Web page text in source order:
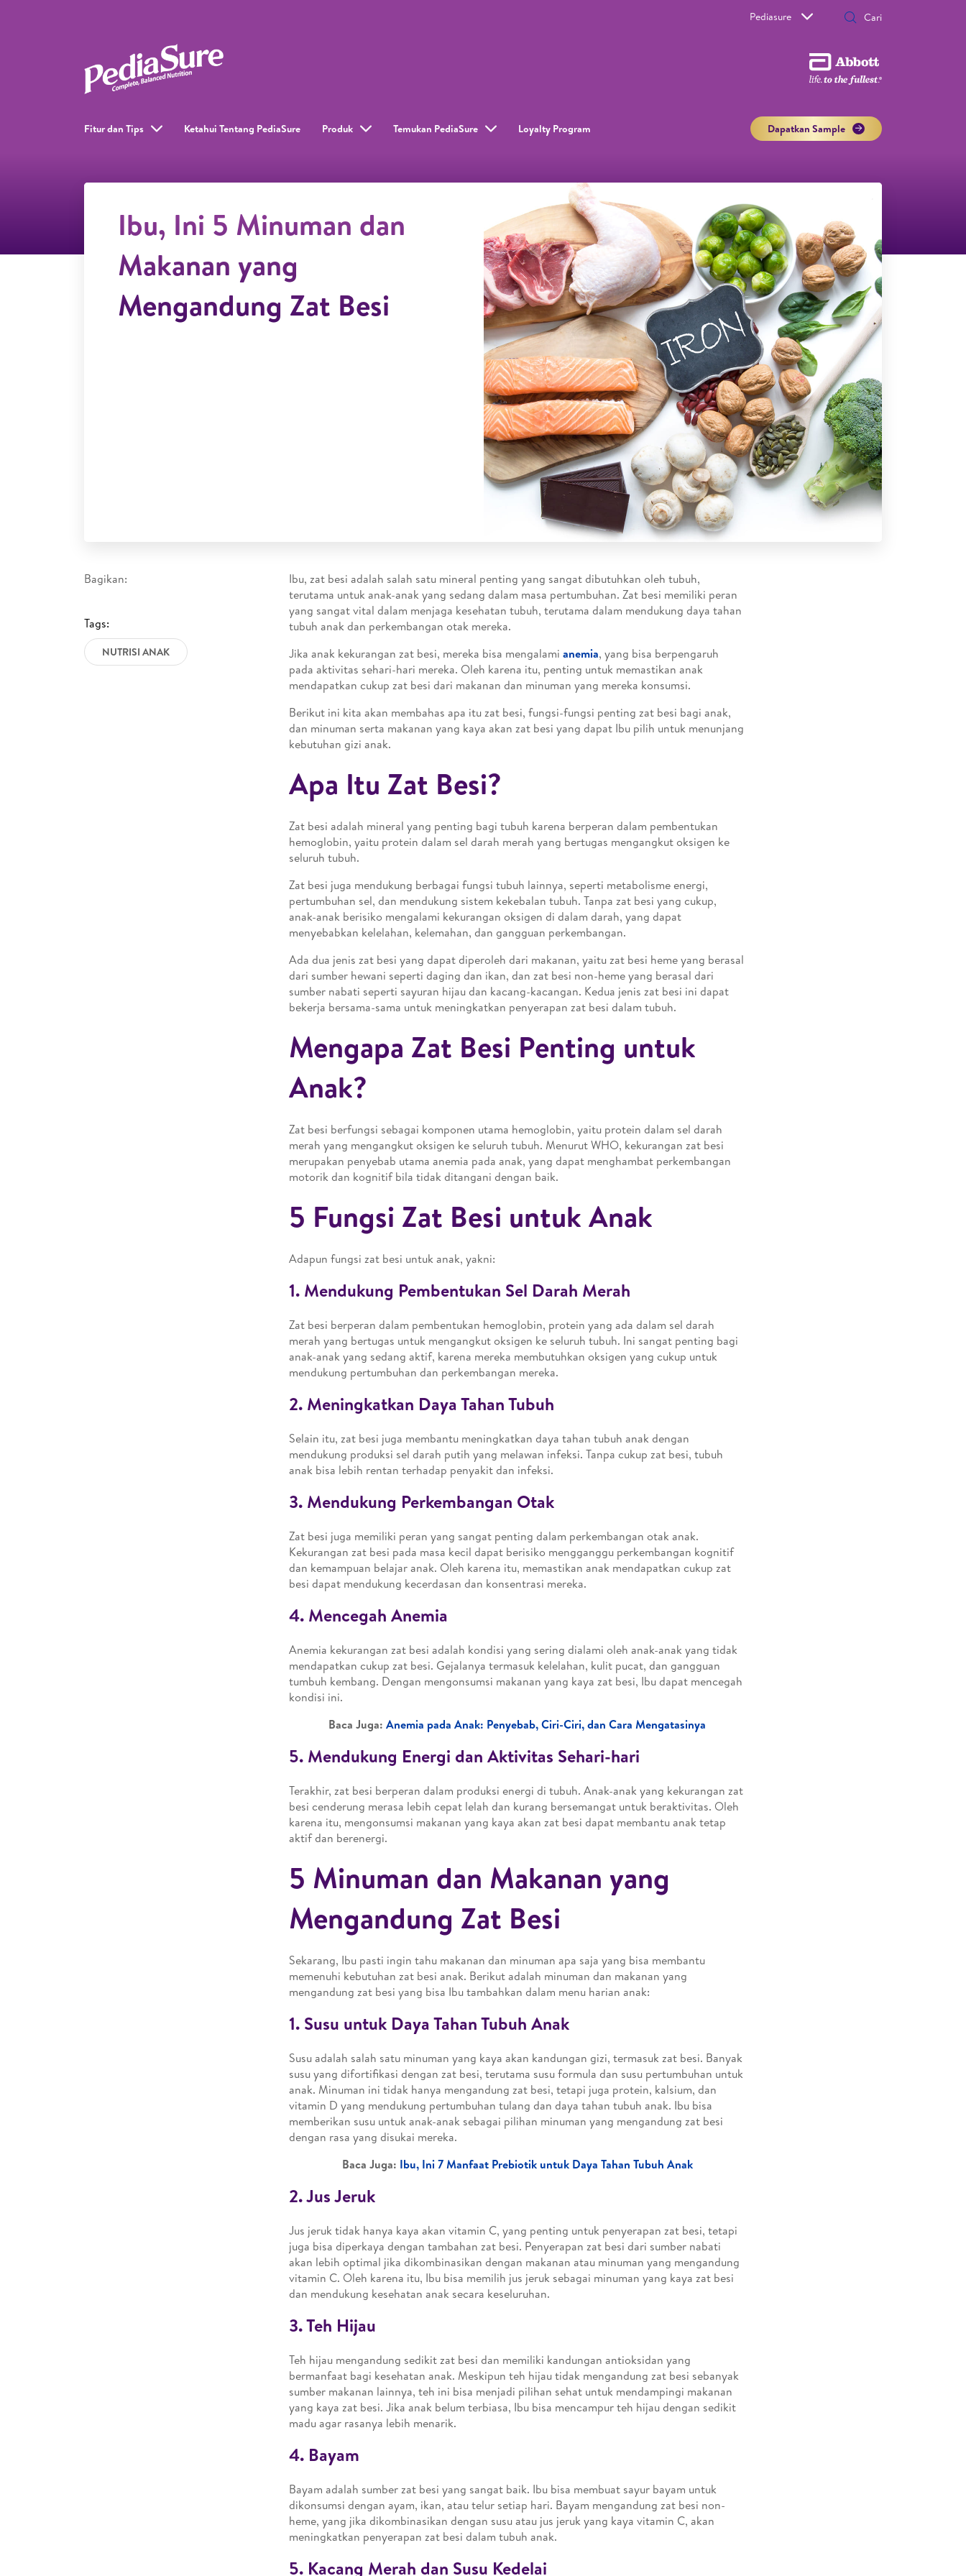
Pediasure
Fitur dan Tips Ketahui Tentang PediaSure Produk Temukan PediaSure Loyalty Program​ Dapatkan Sample
Ibu, Ini 5 Minuman dan
Makanan yang
Mengandung Zat Besi
Bagikan:
Tags:
NUTRISI ANAK
Ibu, zat besi adalah salah satu mineral penting yang sangat dibutuhkan oleh tubuh,
terutama untuk anak-anak yang sedang dalam masa pertumbuhan. Zat besi memiliki peran
yang sangat vital dalam menjaga kesehatan tubuh, terutama dalam mendukung daya tahan
tubuh anak dan perkembangan otak mereka.
Jika anak kekurangan zat besi, mereka bisa mengalami anemia, yang bisa berpengaruh
pada aktivitas sehari-hari mereka. Oleh karena itu, penting untuk memastikan anak
mendapatkan cukup zat besi dari makanan dan minuman yang mereka konsumsi.
Berikut ini kita akan membahas apa itu zat besi, fungsi-fungsi penting zat besi bagi anak,
dan minuman serta makanan yang kaya akan zat besi yang dapat Ibu pilih untuk menunjang
kebutuhan gizi anak.
Apa Itu Zat Besi?
Zat besi adalah mineral yang penting bagi tubuh karena berperan dalam pembentukan
hemoglobin, yaitu protein dalam sel darah merah yang bertugas mengangkut oksigen ke
seluruh tubuh.
Zat besi juga mendukung berbagai fungsi tubuh lainnya, seperti metabolisme energi,
pertumbuhan sel, dan mendukung sistem kekebalan tubuh. Tanpa zat besi yang cukup,
anak-anak berisiko mengalami kekurangan oksigen di dalam darah, yang dapat
menyebabkan kelelahan, kelemahan, dan gangguan perkembangan.
Ada dua jenis zat besi yang dapat diperoleh dari makanan, yaitu zat besi heme yang berasal
dari sumber hewani seperti daging dan ikan, dan zat besi non-heme yang berasal dari
sumber nabati seperti sayuran hijau dan kacang-kacangan. Kedua jenis zat besi ini dapat
bekerja bersama-sama untuk meningkatkan penyerapan zat besi dalam tubuh.
Mengapa Zat Besi Penting untuk
Anak?
Zat besi berfungsi sebagai komponen utama hemoglobin, yaitu protein dalam sel darah
merah yang mengangkut oksigen ke seluruh tubuh. Menurut WHO, kekurangan zat besi
merupakan penyebab utama anemia pada anak, yang dapat menghambat perkembangan
motorik dan kognitif bila tidak ditangani dengan baik.
5 Fungsi Zat Besi untuk Anak
Adapun fungsi zat besi untuk anak, yakni:
1. Mendukung Pembentukan Sel Darah Merah
Zat besi berperan dalam pembentukan hemoglobin, protein yang ada dalam sel darah
merah yang bertugas untuk mengangkut oksigen ke seluruh tubuh. Ini sangat penting bagi
anak-anak yang sedang aktif, karena mereka membutuhkan oksigen yang cukup untuk
mendukung pertumbuhan dan perkembangan mereka.
2. Meningkatkan Daya Tahan Tubuh
Selain itu, zat besi juga membantu meningkatkan daya tahan tubuh anak dengan
mendukung produksi sel darah putih yang melawan infeksi. Tanpa cukup zat besi, tubuh
anak bisa lebih rentan terhadap penyakit dan infeksi.
3. Mendukung Perkembangan Otak
Zat besi juga memiliki peran yang sangat penting dalam perkembangan otak anak.
Kekurangan zat besi pada masa kecil dapat berisiko mengganggu perkembangan kognitif
dan kemampuan belajar anak. Oleh karena itu, memastikan anak mendapatkan cukup zat
besi dapat mendukung kecerdasan dan konsentrasi mereka.
4. Mencegah Anemia
Anemia kekurangan zat besi adalah kondisi yang sering dialami oleh anak-anak yang tidak
mendapatkan cukup zat besi. Gejalanya termasuk kelelahan, kulit pucat, dan gangguan
tumbuh kembang. Dengan mengonsumsi makanan yang kaya zat besi, Ibu dapat mencegah
kondisi ini.
Baca Juga: Anemia pada Anak: Penyebab, Ciri-Ciri, dan Cara Mengatasinya
5. Mendukung Energi dan Aktivitas Sehari-hari
Terakhir, zat besi berperan dalam produksi energi di tubuh. Anak-anak yang kekurangan zat
besi cenderung merasa lebih cepat lelah dan kurang bersemangat untuk beraktivitas. Oleh
karena itu, mengonsumsi makanan yang kaya akan zat besi dapat membantu anak tetap
aktif dan berenergi.
5 Minuman dan Makanan yang
Mengandung Zat Besi
Sekarang, Ibu pasti ingin tahu makanan dan minuman apa saja yang bisa membantu
memenuhi kebutuhan zat besi anak. Berikut adalah minuman dan makanan yang
mengandung zat besi yang bisa Ibu tambahkan dalam menu harian anak:
1. Susu untuk Daya Tahan Tubuh Anak
Susu adalah salah satu minuman yang kaya akan kandungan gizi, termasuk zat besi. Banyak
susu yang difortifikasi dengan zat besi, terutama susu formula dan susu pertumbuhan untuk
anak. Minuman ini tidak hanya mengandung zat besi, tetapi juga protein, kalsium, dan
vitamin D yang mendukung pertumbuhan tulang dan daya tahan tubuh anak. Ibu bisa
memberikan susu untuk anak-anak sebagai pilihan minuman yang mengandung zat besi
dengan rasa yang disukai mereka.
Baca Juga: Ibu, Ini 7 Manfaat Prebiotik untuk Daya Tahan Tubuh Anak
2. Jus Jeruk
Jus jeruk tidak hanya kaya akan vitamin C, yang penting untuk penyerapan zat besi, tetapi
juga bisa diperkaya dengan tambahan zat besi. Penyerapan zat besi dari sumber nabati
akan lebih optimal jika dikombinasikan dengan makanan atau minuman yang mengandung
vitamin C. Oleh karena itu, Ibu bisa memilih jus jeruk sebagai minuman yang kaya zat besi
dan mendukung kesehatan anak secara keseluruhan.
3. Teh Hijau
Teh hijau mengandung sedikit zat besi dan memiliki kandungan antioksidan yang
bermanfaat bagi kesehatan anak. Meskipun teh hijau tidak mengandung zat besi sebanyak
sumber makanan lainnya, teh ini bisa menjadi pilihan sehat untuk mendampingi makanan
yang kaya zat besi. Jika anak belum terbiasa, Ibu bisa mencampur teh hijau dengan sedikit
madu agar rasanya lebih menarik.
4. Bayam
Bayam adalah sumber zat besi yang sangat baik. Ibu bisa membuat sayur bayam untuk
dikonsumsi dengan ayam, ikan, atau telur setiap hari. Bayam mengandung zat besi non-
heme, yang jika dikombinasikan dengan susu atau jus jeruk yang kaya vitamin C, akan
meningkatkan penyerapan zat besi dalam tubuh anak.
5. Kacang Merah dan Susu Kedelai